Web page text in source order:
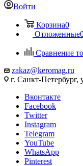
Войти
Корзина0
Отложенные
Сравнение
zakaz@keromag.ru
г. Санкт-Петербург,
Вконтакте
Facebook
Twitter
Instagram
Telegram
YouTube
WhatsApp
Pinterest